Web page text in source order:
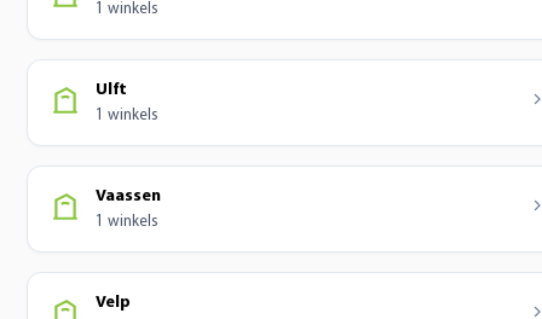
1 winkels
Ulft
1 winkels
Vaassen
1 winkels
Velp